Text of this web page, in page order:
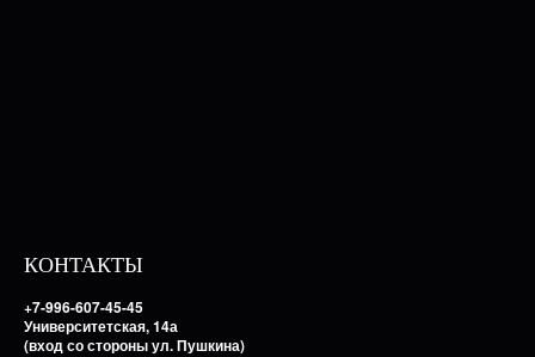
КОНТАКТЫ
+7-996-607-45-45
Университетская, 14а
(вход со стороны ул. Пушкина)